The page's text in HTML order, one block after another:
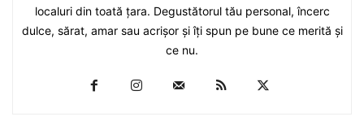
localuri din toată ţara. Degustătorul tău personal, încerc
dulce, sărat, amar sau acrişor şi îţi spun pe bune ce merită şi
ce nu.